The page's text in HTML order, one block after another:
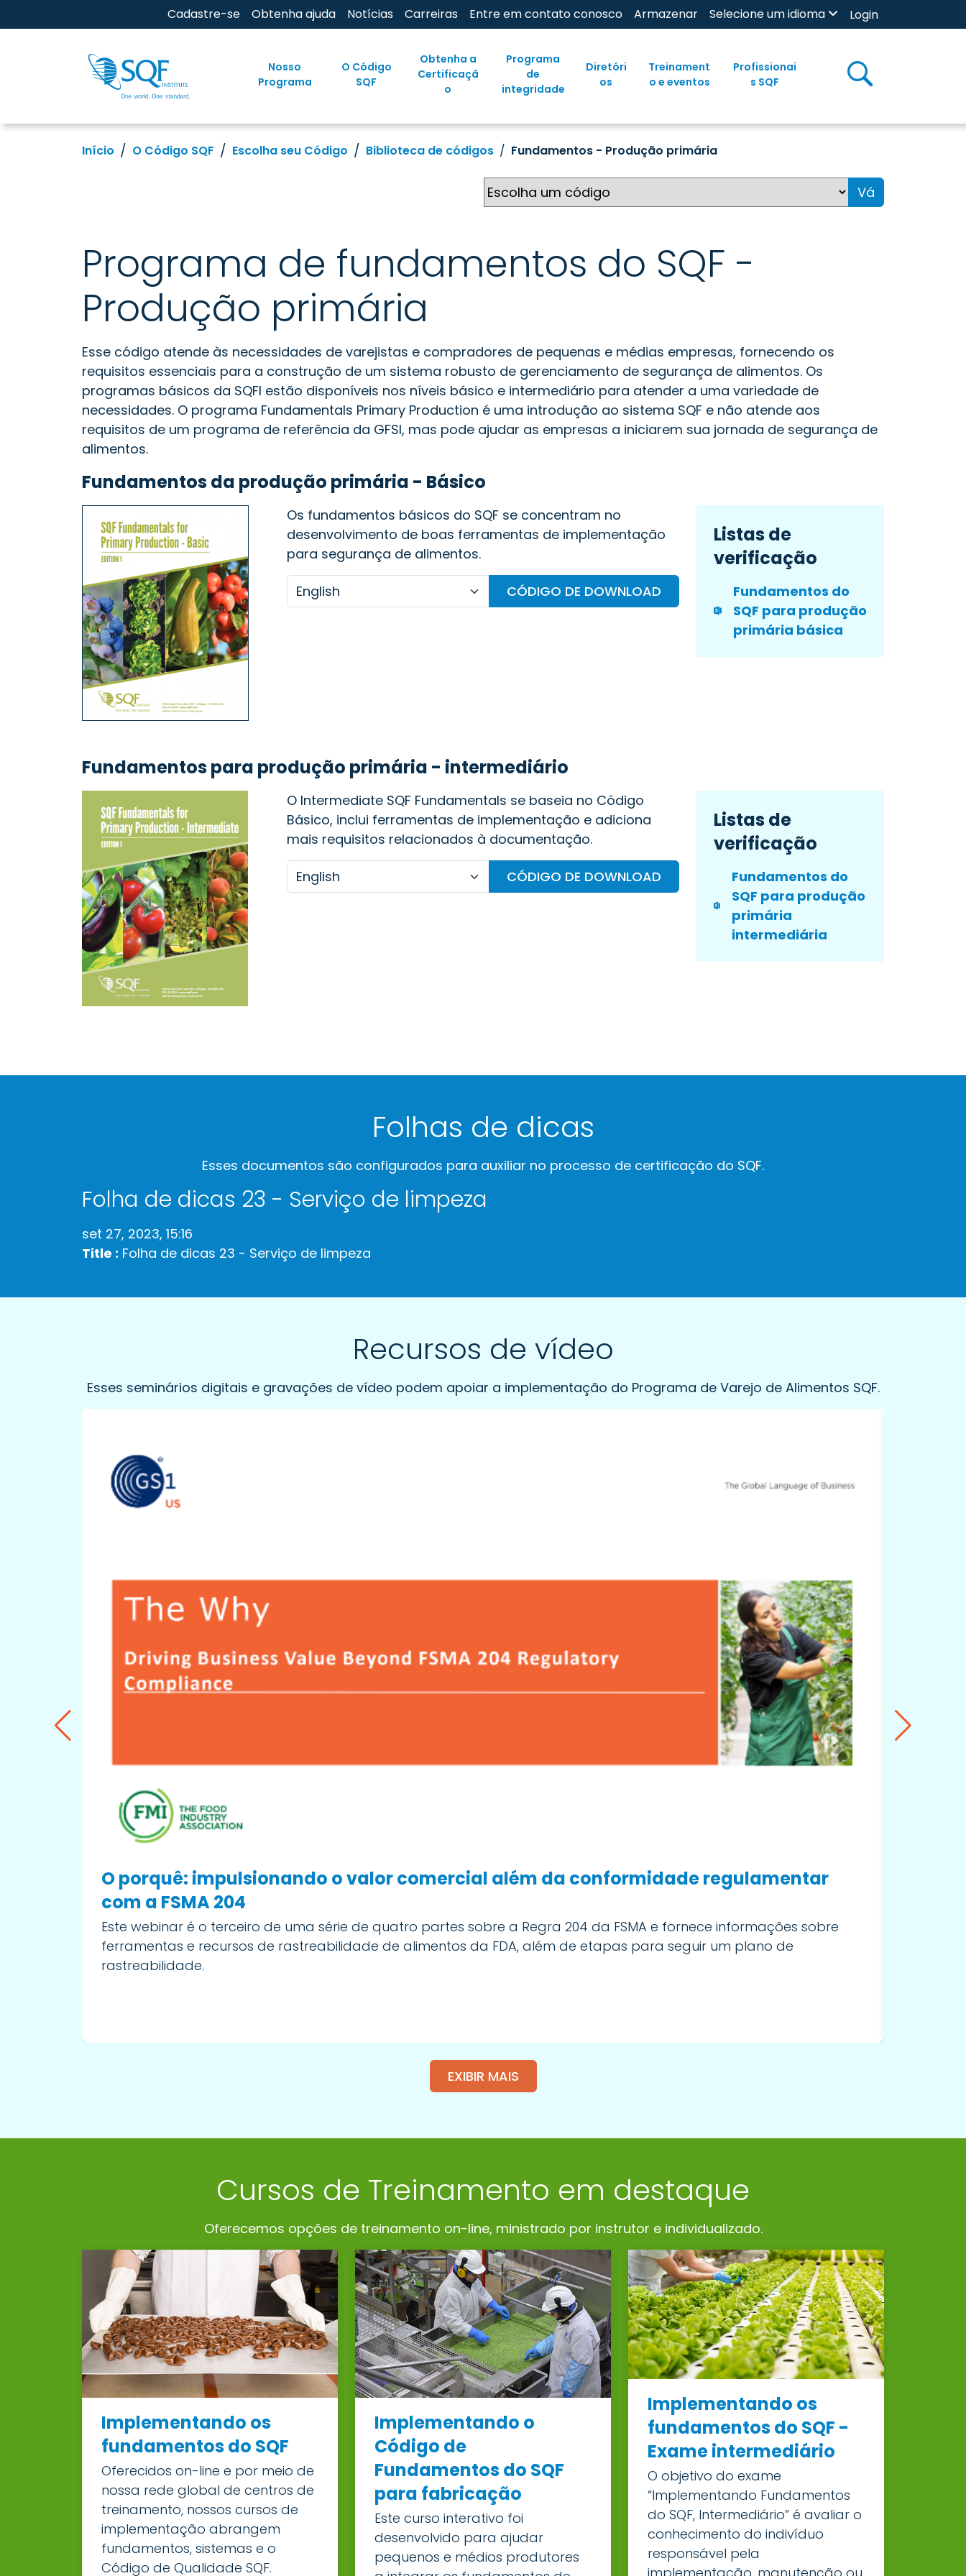
Cadastre-se Obtenha ajuda Notícias Carreiras Entre em contato conosco Armazenar Selecione um idioma Login
Nosso
Programa
O Código
SQF
Obtenha a
Certificaçã
o
Programa
de
integridade
Diretóri
os
Treinament
o e eventos
Profissionai
s SQF
Início O Código SQF Escolha seu Código Biblioteca de códigos Fundamentos - Produção primária
Vá
Programa de fundamentos do SQF -
Produção primária
Esse código atende às necessidades de varejistas e compradores de pequenas e médias empresas, fornecendo os
requisitos essenciais para a construção de um sistema robusto de gerenciamento de segurança de alimentos. Os
programas básicos da SQFI estão disponíveis nos níveis básico e intermediário para atender a uma variedade de
necessidades. O programa Fundamentals Primary Production é uma introdução ao sistema SQF e não atende aos
requisitos de um programa de referência da GFSI, mas pode ajudar as empresas a iniciarem sua jornada de segurança de
alimentos.
Fundamentos da produção primária - Básico
Os fundamentos básicos do SQF se concentram no
desenvolvimento de boas ferramentas de implementação
para segurança de alimentos.
CÓDIGO DE DOWNLOAD
Listas de
verificação
Fundamentos do
SQF para produção
primária básica
Fundamentos para produção primária - intermediário
O Intermediate SQF Fundamentals se baseia no Código
Básico, inclui ferramentas de implementação e adiciona
mais requisitos relacionados à documentação.
CÓDIGO DE DOWNLOAD
Listas de
verificação
Fundamentos do
SQF para produção
primária
intermediária
Folhas de dicas
Esses documentos são configurados para auxiliar no processo de certificação do SQF.
Folha de dicas 23 - Serviço de limpeza
set 27, 2023, 15:16
Title : Folha de dicas 23 - Serviço de limpeza
Recursos de vídeo
Esses seminários digitais e gravações de vídeo podem apoiar a implementação do Programa de Varejo de Alimentos SQF.
O porquê: impulsionando o valor comercial além da conformidade regulamentar
com a FSMA 204
Este webinar é o terceiro de uma série de quatro partes sobre a Regra 204 da FSMA e fornece informações sobre
ferramentas e recursos de rastreabilidade de alimentos da FDA, além de etapas para seguir um plano de
rastreabilidade.
EXIBIR MAIS
Cursos de Treinamento em destaque
Oferecemos opções de treinamento on-line, ministrado por instrutor e individualizado.
Implementando os
fundamentos do SQF
Oferecidos on-line e por meio de
nossa rede global de centros de
treinamento, nossos cursos de
implementação abrangem
fundamentos, sistemas e o
Código de Qualidade SQF.
Implementando o
Código de
Fundamentos do SQF
para fabricação
Este curso interativo foi
desenvolvido para ajudar
pequenos e médios produtores
Implementando os
fundamentos do SQF -
Exame intermediário
O objetivo do exame
“Implementando Fundamentos
do SQF, Intermediário” é avaliar o
conhecimento do indivíduo
responsável pela